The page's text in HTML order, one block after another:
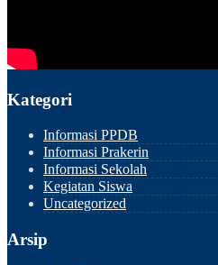
Kategori
Informasi PPDB
Informasi Prakerin
Informasi Sekolah
Kegiatan Siswa
Uncategorized
Arsip